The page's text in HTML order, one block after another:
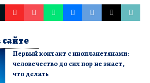
Первый контакт с инопланетянами:
человечество до сих пор не знает,
что делать